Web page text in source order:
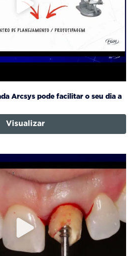
Arcsys pode facilitar o seu dia a
Visualizar